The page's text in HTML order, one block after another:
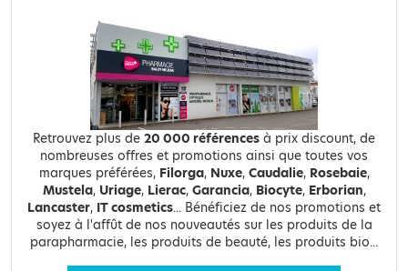
Retrouvez plus de 20 000 références à prix discount, de
nombreuses offres et promotions ainsi que toutes vos
marques préférées, Filorga, Nuxe, Caudalie, Rosebaie,
Mustela, Uriage, Lierac, Garancia, Biocyte, Erborian,
Lancaster, IT cosmetics... Bénéficiez de nos promotions et
soyez à l'affût de nos nouveautés sur les produits de la
parapharmacie, les produits de beauté, les produits bio...